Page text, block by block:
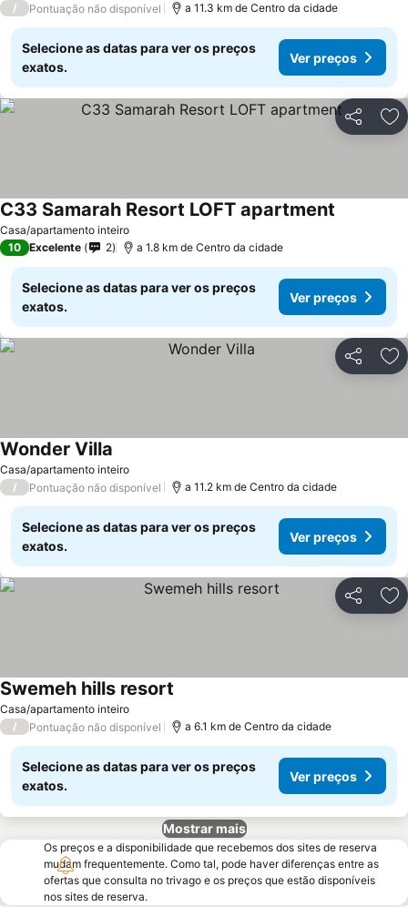
/ Pontuação não disponível a 11.3 km de Centro da cidade
Selecione as datas para ver os preços
exatos.
Ver preços
Partilhar
Casa/apartamento inteiro
C33 Samarah Resort LOFT apartment
10 Excelente 2 a 1.8 km de Centro da cidade
Selecione as datas para ver os preços
exatos.
Ver preços
Partilhar
Casa/apartamento inteiro
Wonder Villa
/ Pontuação não disponível a 11.2 km de Centro da cidade
Selecione as datas para ver os preços
exatos.
Ver preços
Partilhar
Casa/apartamento inteiro
Swemeh hills resort
/ Pontuação não disponível a 6.1 km de Centro da cidade
Selecione as datas para ver os preços
exatos.
Ver preços
Mostrar mais
Os preços e a disponibilidade que recebemos dos sites de reserva
mudam frequentemente. Como tal, pode haver diferenças entre as
ofertas que consulta no trivago e os preços que estão disponíveis
nos sites de reserva.